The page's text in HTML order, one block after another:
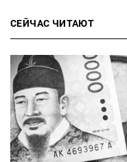
СЕЙЧАС ЧИТАЮТ